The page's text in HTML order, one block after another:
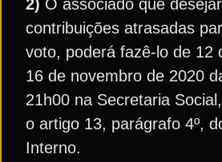
2) O associado que
contribuições atrasadas
voto, poderá fazê-lo de 12
16 de novembro de 2020
21h00 na Secretaria
o artigo 13, parágrafo 4º,
Interno.